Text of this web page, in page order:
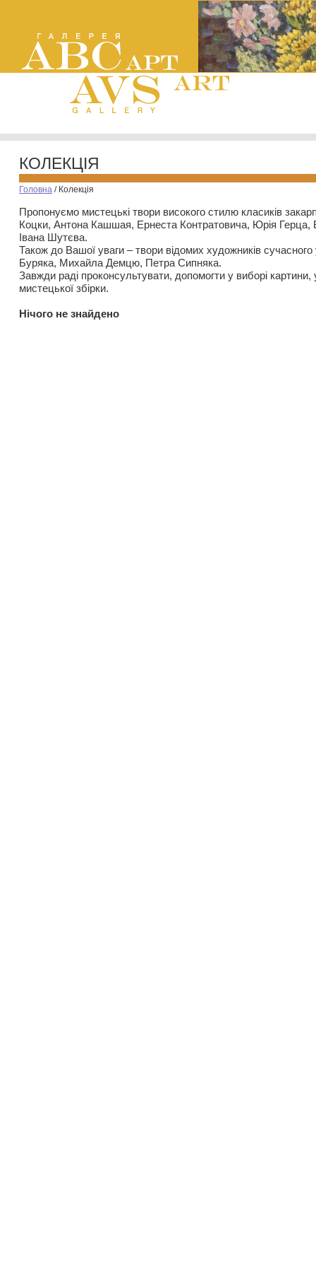
КОЛЕКЦІЯ
Головна / Колекція
Пропонуємо мистецькі твори високого стилю класиків
Коцки, Антона Кашшая, Ернеста Контратовича, Юрія
Івана Шутєва.
Також до Вашої уваги – твори відомих художників
Буряка, Михайла Демцю, Петра Сипняка.
Завжди раді проконсультувати, допомогти у виборі картини,
мистецької збірки.
Нiчого не знайдено